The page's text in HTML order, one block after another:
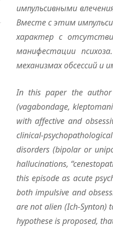
импульсивными
Вместе с этим импульси
характер с
манифестации
механизмах обсессий и и
In this paper the
(vagabondage,
with affective and
clinical-
disorders (bipolar or
hallucinations, “cen
this episode as acute
both impulsive and
are not alien (Ich-Synton)
hypothese is proposed,